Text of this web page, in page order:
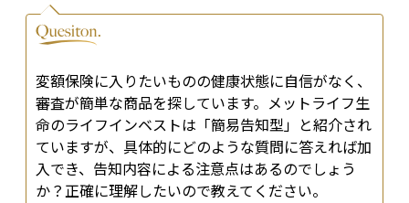
変額保険に入りたいものの健康状態に自信がなく、
審査が簡単な商品を探しています。メットライフ生
命のライフインベストは「簡易告知型」と紹介され
ていますが、具体的にどのような質問に答えれば加
入でき、告知内容による注意点はあるのでしょう
か？正確に理解したいので教えてください。